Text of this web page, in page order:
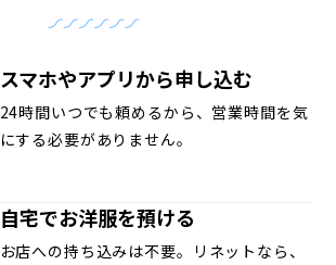
スマホやアプリから申し込む
24時間いつでも頼めるから、営業時間を気
にする必要がありません。
自宅でお洋服を預ける
お店への持ち込みは不要。リネットなら、